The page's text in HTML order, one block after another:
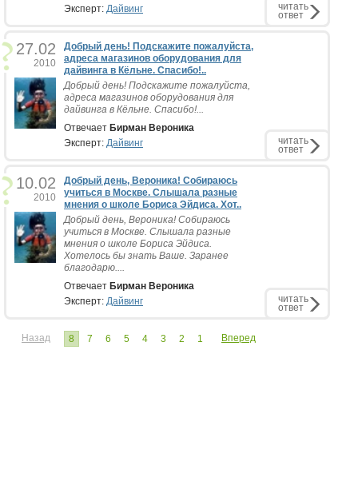
Эксперт: Дайвинг читать
ответ
27.02
2010
Добрый день! Подскажите пожалуйста,
адреса магазинов оборудования для
дайвинга в Кёльне. Спасибо!..
Добрый день! Подскажите пожалуйста,
адреса магазинов оборудования для
дайвинга в Кёльне. Спасибо!...
Отвечает Бирман Вероника
Эксперт: Дайвинг читать
ответ
10.02
2010
Добрый день, Вероника! Собираюсь
учиться в Москве. Слышала разные
мнения о школе Бориса Эйдиса. Хот..
Добрый день, Вероника! Собираюсь
учиться в Москве. Слышала разные
мнения о школе Бориса Эйдиса.
Хотелось бы знать Ваше. Заранее
благодарю....
Отвечает Бирман Вероника
Эксперт: Дайвинг читать
ответ
Назад 8 7 6 5 4 3 2 1 Вперед